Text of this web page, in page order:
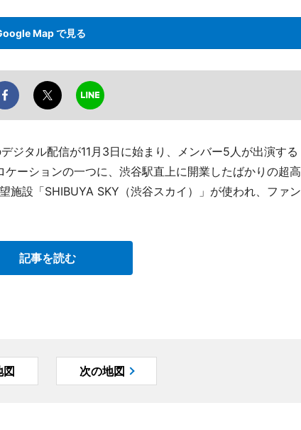
Map で見る
ジタル配信が11月3日に始まり、メンバー5人が出演する
ーションの一つに、渋谷駅直上に開業したばかりの超高
施設「SHIBUYA SKY（渋谷スカイ）」が使われ、ファン
記事を読む
図 次の地図